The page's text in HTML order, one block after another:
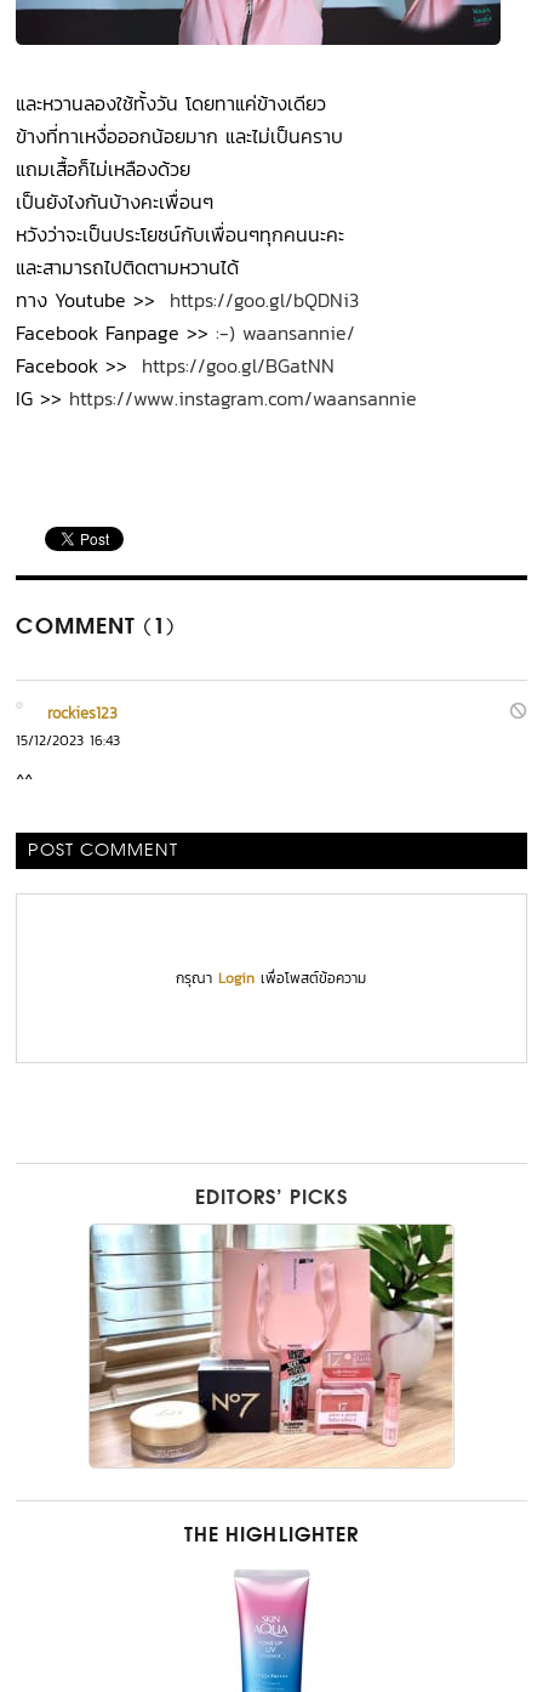
และหวานลองใช้ทั้งวัน โดยทาแค่ข้างเดียว
ข้างที่ทาเหงื่อออกน้อยมาก และไม่เป็นคราบ
แถมเสื้อก็ไม่เหลืองด้วย
เป็นยังไงกันบ้างคะเพื่อนๆ
หวังว่าจะเป็นประโยชน์กับเพื่อนๆทุกคนนะคะ
และสามารถไปติดตามหวานได้
ทาง Youtube >> https://goo.gl/bQDNi3
Facebook Fanpage >>:-) waansannie/
Facebook >> https://goo.gl/BGatNN
IG >> https://www.instagram.com/waansannie
COMMENT (1)
rockies123
15/12/2023 16:43
^^
POST COMMENT
กรุณาLogin เพื่อโพสต์ข้อความ
EDITORS’ PICKS
THE HIGHLIGHTER